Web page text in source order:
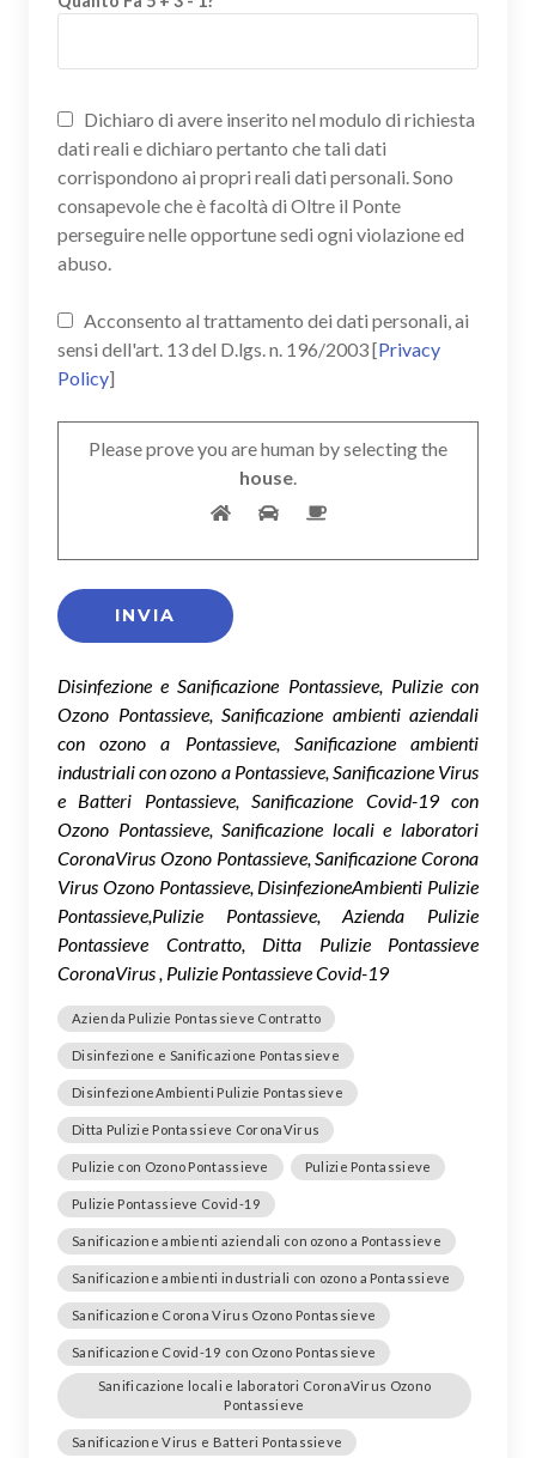
Dichiaro di avere inserito nel modulo di richiesta
dati reali e dichiaro pertanto che tali dati
corrispondono ai propri reali dati personali. Sono
consapevole che è facoltà di Oltre il Ponte
perseguire nelle opportune sedi ogni violazione ed
abuso.
Acconsento al trattamento dei dati personali, ai
sensi dell'art. 13 del D.lgs. n. 196/2003 [Privacy
Policy]
Please prove you are human by selecting the
house.
Disinfezione e Sanificazione Pontassieve, Pulizie con
Ozono Pontassieve, Sanificazione ambienti aziendali
con ozono a Pontassieve, Sanificazione ambienti
industriali con ozono a Pontassieve, Sanificazione Virus
e Batteri Pontassieve, Sanificazione Covid-19 con
Ozono Pontassieve, Sanificazione locali e laboratori
CoronaVirus Ozono Pontassieve, Sanificazione Corona
Virus Ozono Pontassieve, DisinfezioneAmbienti Pulizie
Pontassieve,Pulizie Pontassieve, Azienda Pulizie
Pontassieve Contratto, Ditta Pulizie Pontassieve
CoronaVirus , Pulizie Pontassieve Covid-19
Azienda Pulizie Pontassieve Contratto
Disinfezione e Sanificazione Pontassieve
DisinfezioneAmbienti Pulizie Pontassieve
Ditta Pulizie Pontassieve CoronaVirus
Pulizie con Ozono Pontassieve Pulizie Pontassieve
Pulizie Pontassieve Covid-19
Sanificazione ambienti aziendali con ozono a Pontassieve
Sanificazione ambienti industriali con ozono a Pontassieve
Sanificazione Corona Virus Ozono Pontassieve
Sanificazione Covid-19 con Ozono Pontassieve
Sanificazione locali e laboratori CoronaVirus Ozono
Pontassieve
Sanificazione Virus e Batteri Pontassieve